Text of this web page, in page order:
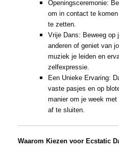
Openingsceremonie:
om in contact te
te zetten.
Vrije Dans: Beweeg op
anderen of geniet van
muziek je leiden en
zelfexpressie.
Een Unieke Ervaring:
vaste pasjes en op
manier om je week
af te sluiten.
Waarom Kiezen voor Ecstatic